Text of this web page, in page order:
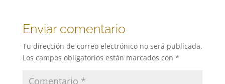
Enviar comentario
Tu dirección de correo electrónico no será publicada.
Los campos obligatorios están marcados con *